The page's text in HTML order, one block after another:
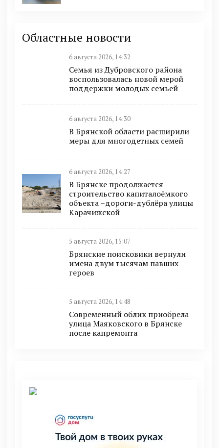
Областные новости
6 августа 2026, 14:32
Семья из Дубровского района
воспользовалась новой мерой
поддержки молодых семьей
6 августа 2026, 14:30
В Брянской области расширили
меры для многодетных семей
6 августа 2026, 14:27
В Брянске продолжается
строительство капиталоёмкого
объекта –дороги-дублёра улицы
Карачижской
5 августа 2026, 15:07
Брянские поисковики вернули
имена двум тысячам павших
героев
5 августа 2026, 14:48
Современный облик приобрела
улица Маяковского в Брянске
после капремонта